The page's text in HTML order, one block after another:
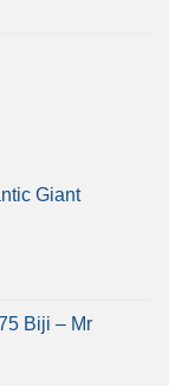
Giant
Biji – Mr